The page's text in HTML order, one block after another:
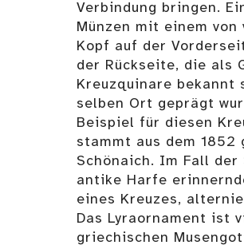
Verbindung bringen.
Münzen mit einem
Kopf auf der
der Rückseite, die als
Kreuzquinare bekannt
selben Ort geprägt
Beispiel für diesen
stammt aus dem 1852
Schönaich. Im Fall
antike Harfe
eines Kreuzes,
Das Lyraornament ist
griechischen